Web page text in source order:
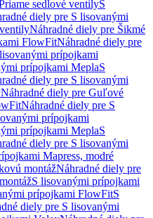
sedlové ventilyS
diely pre S lisovanými
Náhradné diely pre Šikmé
FlowFitNáhradné diely pre
prípojkami
prípojkami MeplaS
diely pre S lisovanými
Náhradné diely pre Guľové
Náhradné diely pre S
prípojkami
prípojkami MeplaS
diely pre S lisovanými
Mapress, modré
montážNáhradné diely pre
S lisovanými prípojkami
prípojkami FlowFitS
diely pre S lisovanými